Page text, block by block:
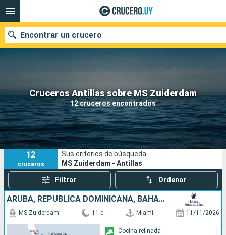
Cruceros Antillas sobre MS Zuiderdam
12 cruceros encontrados
Encontrar un crucero
Nuestros destinos
Fecha de salida
Puertos Compañías
Buscar
12
cruceros
Sus criterios de búsqueda:
MS Zuiderdam - Antillas
Filtrar Ordenar
ARUBA, REPÚBLICA DOMINICANA, BAHAMAS, ESTADOS UNIDOS
MS Zuiderdam 11 d Miami 11/11/2026
Cocina refinada